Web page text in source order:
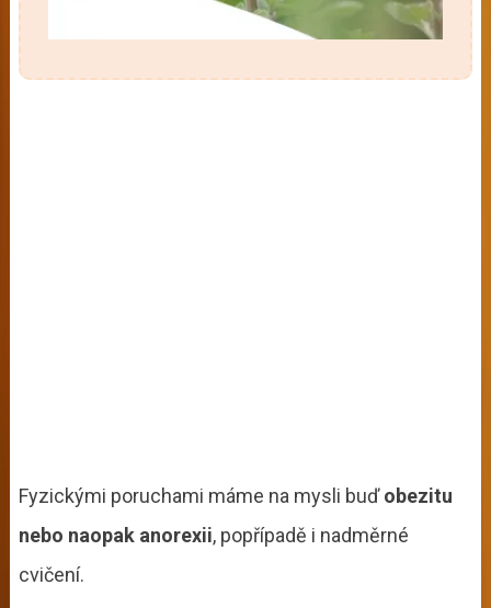
Fyzickými poruchami máme na mysli buďobezitu
nebo naopak anorexii, popřípadě i nadměrné
cvičení.